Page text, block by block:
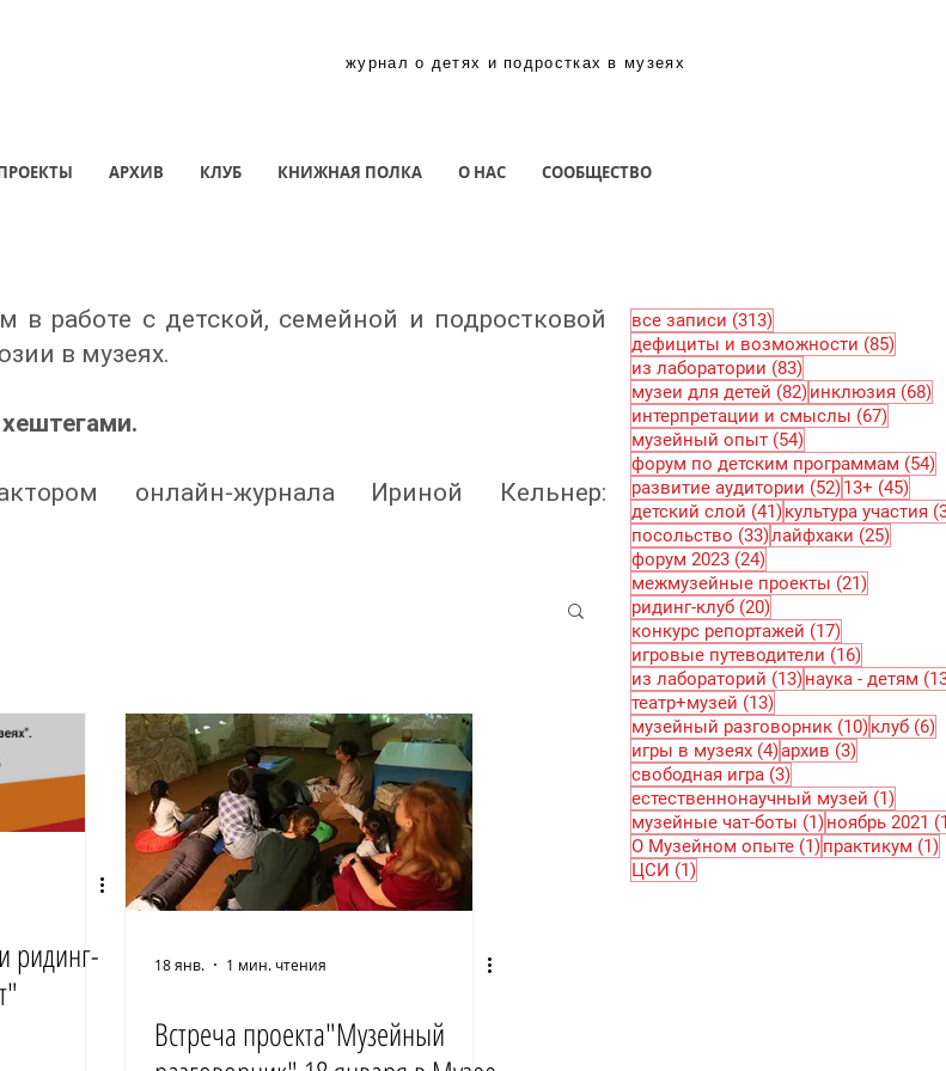
журнал о детях и подростках в музеях
АРХИВ КЛУБ КНИЖНАЯ ПОЛКА О НАС СООБЩЕСТВО
в работе с детской, семейной и подростковой
в музеях.
онлайн-журнала Ириной Кельнер:
ридинг-
18 янв. 1 мин. чтения
Встреча проекта"Музейный
все записи (313)313 постов
дефициты и возможности (85)85
из лаборатории (83)83 поста
музеи для детей (82)82 поста
инклюзия (68)
интерпретации и смыслы (67)67
музейный опыт (54)54 поста
форум по детским программам (54)
развитие аудитории (52)52 поста
13+ (45)45
детский слой (41)41 пост
культура участия
посольство (33)33 поста
лайфхаки (25)25
форум 2023 (24)24 поста
межмузейные проекты (21)21 пост
ридинг-клуб (20)20 постов
конкурс репортажей (17)17 постов
игровые путеводители (16)16 постов
из лабораторий (13)13 постов
наука - детям
театр+музей (13)13 постов
музейный разговорник (10)10
клуб (6)
игры в музеях (4)4 поста
архив (3)3 поста
свободная игра (3)3 поста
естественнонаучный музей (1)1 пост
музейные чат-боты (1)1 пост
ноябрь 2021
О Музейном опыте (1)1 пост
практикум (1)
ЦСИ (1)1 пост